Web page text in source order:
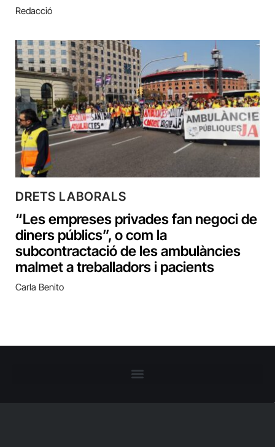
Redacció
DRETS LABORALS
“Les empreses privades fan negoci de
diners públics”, o com la
subcontractació de les ambulàncies
malmet a treballadors i pacients
Carla Benito